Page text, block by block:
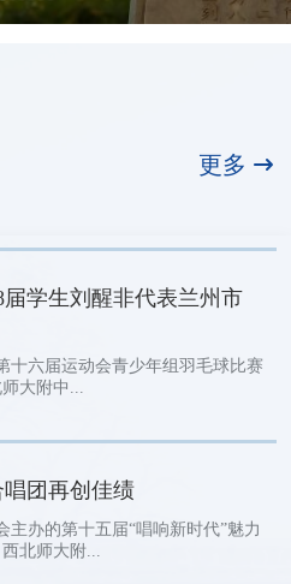
更多
河合唱团再创佳绩
学生刘醒非代表兰州市
十六届运动会青少年组羽毛球比赛
大附中...
团再创佳绩
主办的第十五届“唱响新时代”魅力
北师大附...